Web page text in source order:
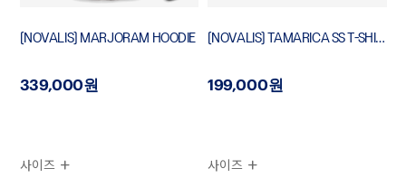
[NOVALIS] MARJORAM HOODIE
339,000원
사이즈
[NOVALIS] TAMARICA SS T-SHIRT
199,000원
사이즈